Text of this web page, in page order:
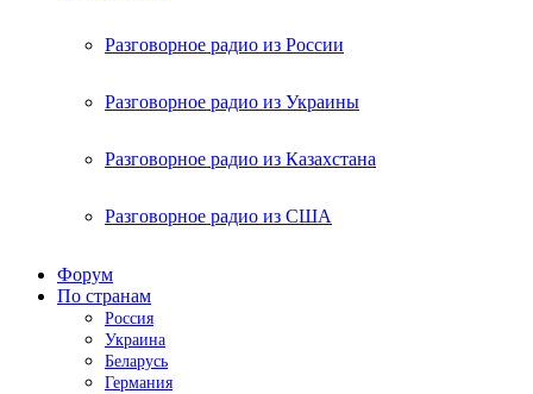
Разговорное радио из России
Разговорное радио из Украины
Разговорное радио из Казахстана
Разговорное радио из США
Форум
По странам
Россия
Украина
Беларусь
Германия